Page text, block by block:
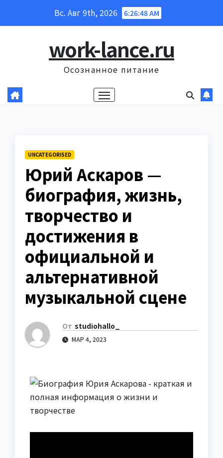
Вс. Авг 9th, 2026 6:26:49 AM
work-lance.ru
Осознанное питание
UNCATEGORISED
Юрий Аскаров —
биография, жизнь,
творчество и
достижения в
официальной и
альтернативной
музыкальной сцене
От studiohallo_
МАР 4, 2023